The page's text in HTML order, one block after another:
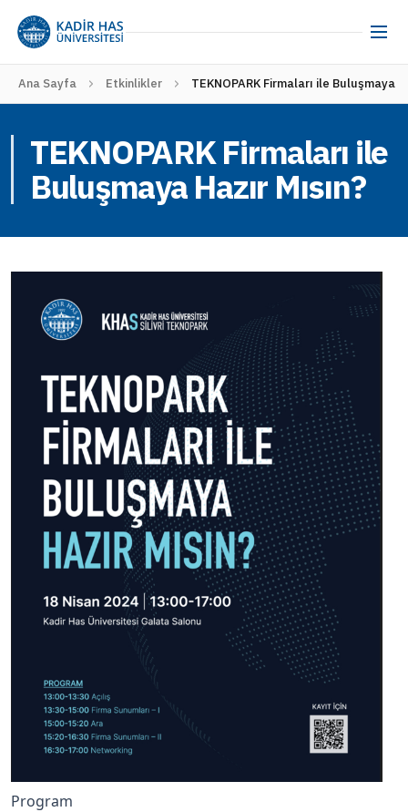
Ana Sayfa Etkinlikler TEKNOPARK Firmaları ile Buluşmaya
TEKNOPARK Firmaları ile
Buluşmaya Hazır Mısın?
Program